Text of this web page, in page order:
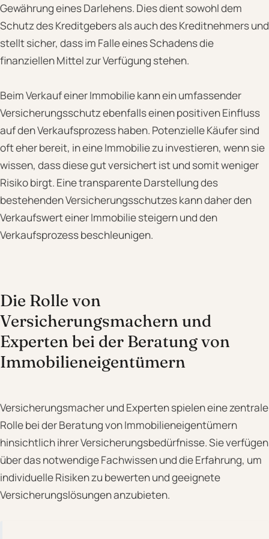
Gewährung eines Darlehens. Dies dient sowohl dem
Schutz des Kreditgebers als auch des Kreditnehmers und
stellt sicher, dass im Falle eines Schadens die
finanziellen Mittel zur Verfügung stehen.
Beim Verkauf einer Immobilie kann ein umfassender
Versicherungsschutz ebenfalls einen positiven Einfluss
auf den Verkaufsprozess haben. Potenzielle Käufer sind
oft eher bereit, in eine Immobilie zu investieren, wenn sie
wissen, dass diese gut versichert ist und somit weniger
Risiko birgt. Eine transparente Darstellung des
bestehenden Versicherungsschutzes kann daher den
Verkaufswert einer Immobilie steigern und den
Verkaufsprozess beschleunigen.
Die Rolle von
Versicherungsmachern und
Experten bei der Beratung von
Immobilieneigentümern
Versicherungsmacher und Experten spielen eine zentrale
Rolle bei der Beratung von Immobilieneigentümern
hinsichtlich ihrer Versicherungsbedürfnisse. Sie verfügen
über das notwendige Fachwissen und die Erfahrung, um
individuelle Risiken zu bewerten und geeignete
Versicherungslösungen anzubieten.